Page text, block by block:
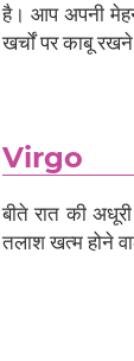
है। आप अपनी
खर्चों पर काबू
Virgo
बीते रात की
तलाश खत्म होने